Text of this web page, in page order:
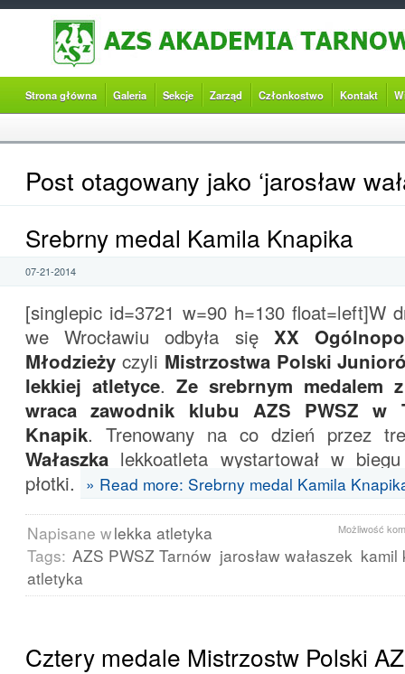
Strona główna Galeria Sekcje Zarząd Członkostwo Kontakt
Post otagowany jako ‘jarosław
Srebrny medal Kamila Knapika
07-21-2014
[singlepic id=3721 w=90 h=130 float=left]W
we Wrocławiu odbyła się XX
Młodzieży czyli Mistrzostwa Polski
lekkiej atletyce. Ze srebrnym medalem
wraca zawodnik klubu AZS PWSZ w
Knapik. Trenowany na co dzień przez
Wałaszka lekkoatleta wystartował w
płotki. » Read more: Srebrny medal Kamila
Możliwość
Napisane wlekka atletyka
Tags: AZS PWSZ Tarnów jarosław wałaszek kamil
atletyka
Cztery medale Mistrzostw Polski